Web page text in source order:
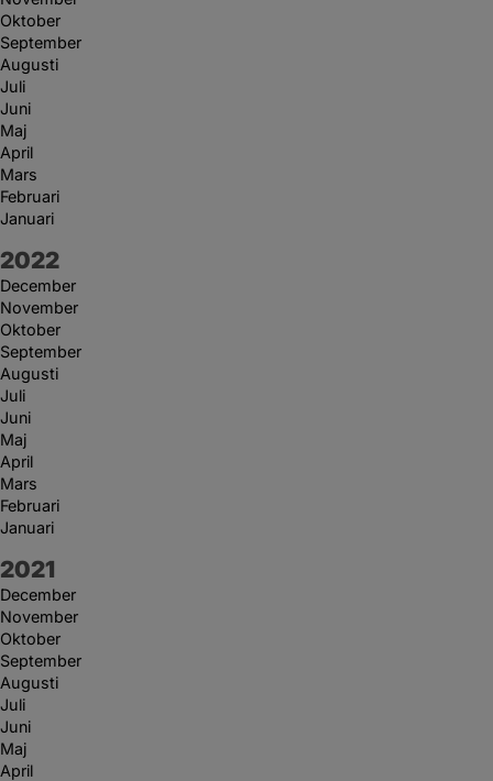
Oktober
September
Augusti
Juli
Juni
Maj
April
Mars
Februari
Januari
År:
2022
December
November
Oktober
September
Augusti
Juli
Juni
Maj
April
Mars
Februari
Januari
År:
2021
December
November
Oktober
September
Augusti
Juli
Juni
Maj
April